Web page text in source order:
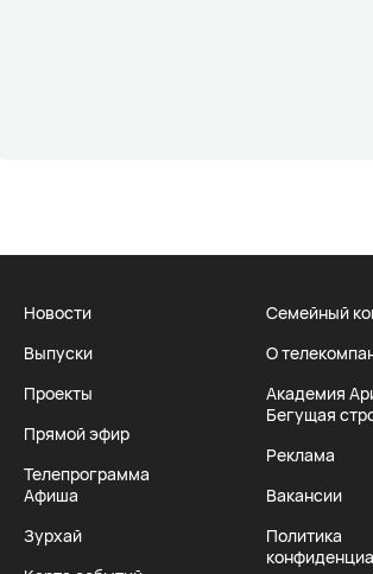
Новости
Выпуски
Проекты
Прямой эфир
Телепрограмма
Афиша
Зурхай
Семейный
О
Академия
Бегущая
Реклама
Вакансии
Политика